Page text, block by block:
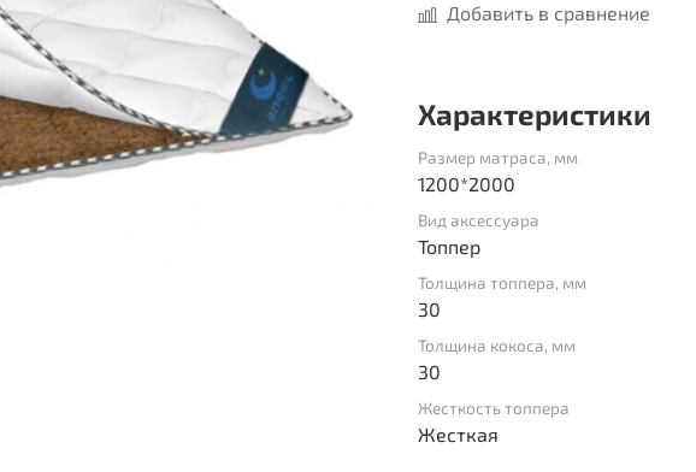
Добавить в сравнение
Характеристики
Размер матраса, мм
1200*2000
Вид аксессуара
Топпер
Толщина топпера, мм
30
Толщина кокоса, мм
30
Жесткость топпера
Жесткая